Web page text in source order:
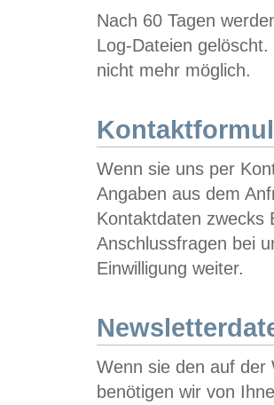
Nach 60 Tagen
Log-Dateien
nicht mehr möglich.
Wenn sie uns per
Angaben aus dem
Kontaktdaten zwecks
Anschlussfragen bei
Einwilligung weiter.
Wenn sie den auf der
benötigen wir von